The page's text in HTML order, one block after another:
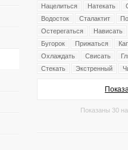
Нацелиться Натекать
Водосток
Сталактит
Остерегаться
Нависать
Бугорок
Прижаться
Охлаждать
Свисать
Стекать
Экстренный
Показаны 30